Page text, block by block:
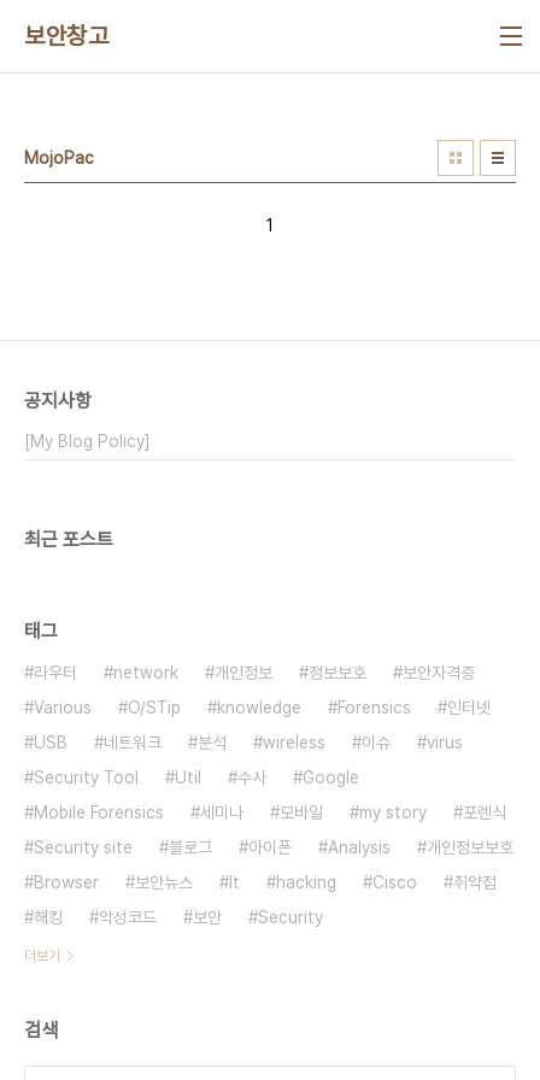
보안창고
MojoPac
1
공지사항
[My Blog Policy]
최근 포스트
태그
라우터 network 개인정보 정보보호
보안자격증
Various
O/STip knowledge Forensics
인터넷
USB
네트워크 분석 wireless 이슈
virus
Security Tool
Util 수사
Google
Mobile Forensics
세미나 모바일 my story
포렌식
Security site
블로그 아이폰 Analysis
개인정보보호
Browser
보안뉴스 It hacking Cisco
취약점
해킹
악성코드 보안 Security
더보기
검색